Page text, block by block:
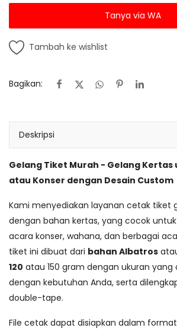
Tanya via WA
Tambah ke wishlist
Bagikan:
Deskripsi
Gelang Tiket Murah - Gelang Kertas
atau Konser dengan Desain Custom
Kami menyediakan layanan cetak tiket
dengan bahan kertas, yang cocok
acara konser, wahana, dan berbagai
tiket ini dibuat dari bahan Albatros
120 atau 150 gram dengan ukuran yang
dengan kebutuhan Anda, serta
double-tape.
File cetak dapat disiapkan dalam format